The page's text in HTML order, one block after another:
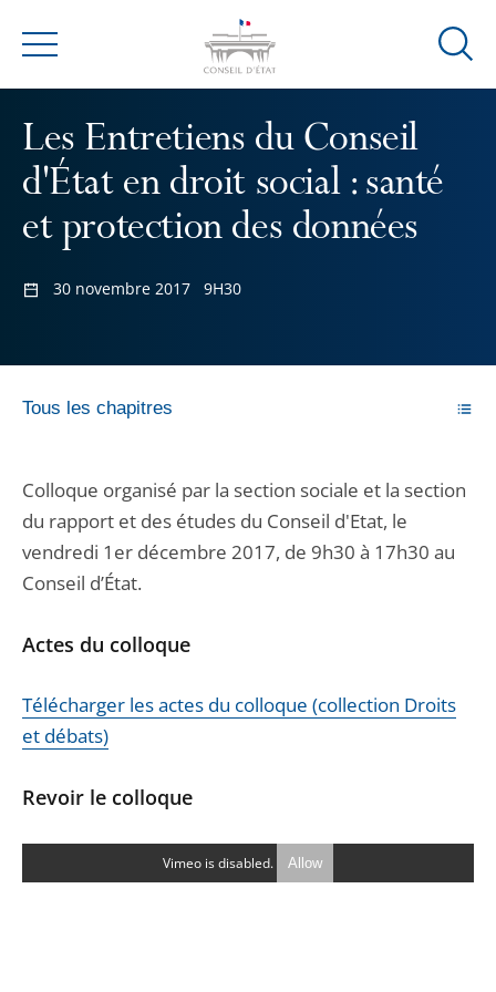
Menu
Ouvrir
Les Entretiens du Conseil
d'État en droit social : santé
et protection des données
30 novembre 2017 9H30
Tous les chapitres
Colloque organisé par la section sociale et la section
du rapport et des études du Conseil d'Etat, le
vendredi 1er décembre 2017, de 9h30 à 17h30 au
Conseil d’État.
Actes du colloque
Télécharger les actes du colloque (collection Droits
et débats)
Revoir le colloque
Vimeo is disabled. Allow